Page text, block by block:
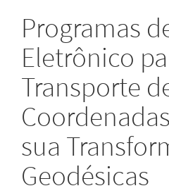
Programas
Eletrônico
Transporte
sua
Geodésicas